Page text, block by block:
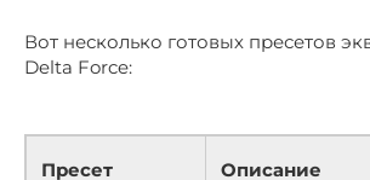
Вот несколько готовых пресетов
Delta Force:
Пресет Описание